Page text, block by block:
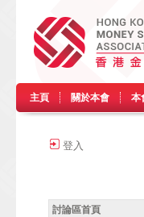
主頁 關於本會 本
登入
討論區首頁